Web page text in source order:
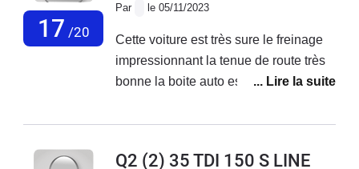
17 /20
Par le 05/11/2023
Cette voiture est très sure le freinage
impressionnant la tenue de route très
bonne la boite auto est parfaite douce
neuve je n'ai jamais eu le moindre
suspension très sèche et des sièges
Q2 (2) 35 TDI 150 S LINE